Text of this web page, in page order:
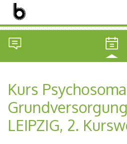
Kurs
LEIPZIG, 2.